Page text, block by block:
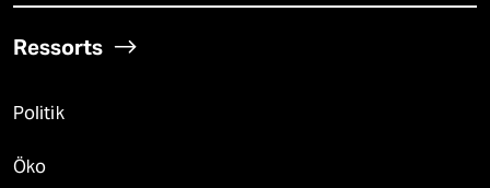
Ressorts
Politik
Öko